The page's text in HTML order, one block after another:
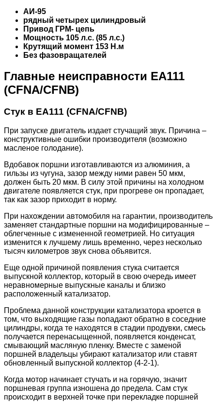
АИ-95
рядный четырех цилиндровый
Привод ГРМ- цепь
Мощность 105 л.с. (85 л.с.)
Крутящий момент 153 Н.м
Без фазовращателей
Главные неисправности EA111
(CFNA/CFNB)
Стук в EA111 (CFNA/CFNB)
При запуске двигатель издает стучащий звук. Причина –
конструктивные ошибки производителя (возможно
масленое голодание).
Вдобавок поршни изготавливаются из алюминия, а
гильзы из чугуна, зазор между ними равен 50 мкм,
должен быть 20 мкм. В силу этой причины на холодном
двигателе появляется стук, при прогреве он пропадает,
так как зазор приходит в норму.
При нахождении автомобиля на гарантии, производитель
заменяет стандартные поршни на модифицированные –
облегченные с измененной геометрией. Но ситуация
изменится к лучшему лишь временно, через несколько
тысяч километров звук снова объявится.
Еще одной причиной появления стука считается
выпускной коллектор, который в свою очередь имеет
неравномерные выпускные каналы и близко
расположенный катализатор.
Проблема данной конструкции катализатора кроется в
том, что выходящие газы попадают обратно в соседние
цилиндры, когда те находятся в стадии продувки, смесь
получается перенасыщенной, появляется конденсат,
смывающий масляную пленку. Вместе с заменой
поршней владельцы убирают катализатор или ставят
обновленный выпускной коллектор (4-2-1).
Когда мотор начинает стучать и на горячую, значит
поршневая группа изношена до предела. Сам стук
происходит в верхней точке при перекладке поршней